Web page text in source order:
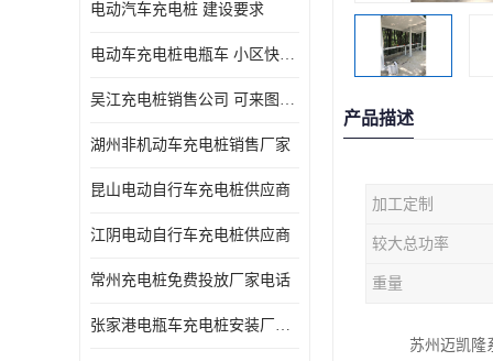
电动汽车充电桩 建设要求
电动车充电桩电瓶车 小区快速电动自行车充电站
吴江充电桩销售公司 可来图定制
湖州非机动车充电桩销售厂家
昆山电动自行车充电桩供应商
江阴电动自行车充电桩供应商
常州充电桩免费投放厂家电话
张家港电瓶车充电桩安装厂家电话
产品描述
加工定制
较大总功率
重量
苏州迈凯隆